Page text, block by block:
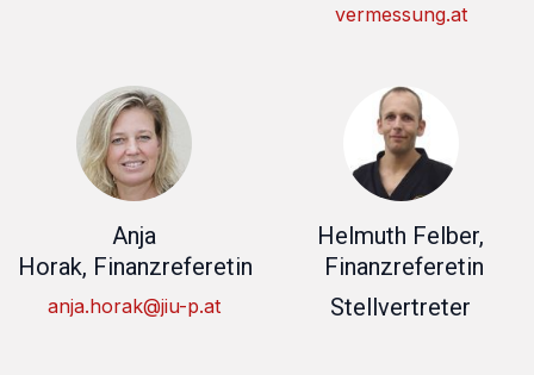
vermessung.at
Anja
Horak, Finanzreferetin
anja.horak@jiu-p.at
Helmuth Felber,
Finanzreferetin
Stellvertreter